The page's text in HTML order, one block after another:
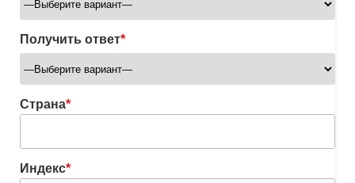
Получить ответ*
Страна*
Индекс*